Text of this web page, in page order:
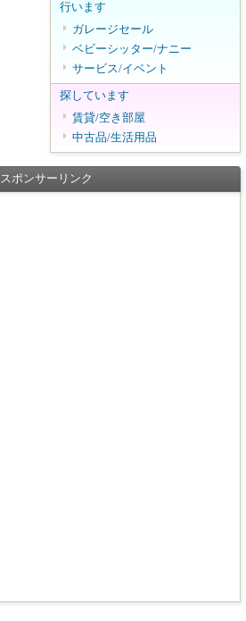
行います
ガレージセール
ベビーシッター/ナニー
サービス/イベント
探しています
賃貸/空き部屋
中古品/生活用品
スポンサーリンク